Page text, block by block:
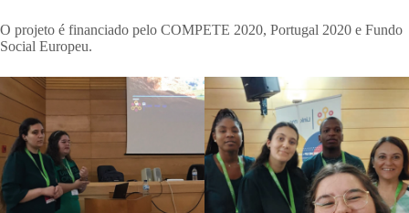
O projeto é financiado pelo COMPETE 2020, Portugal 2020 e Fundo
Social Europeu.